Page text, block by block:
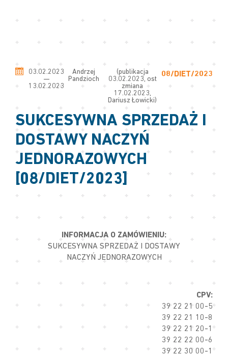
03.02.2023
—
13.02.2023
Andrzej
Pandzioch
(publikacja
03.02.2023, ost
zmiana
17.02.2023,
Dariusz Łowicki)
08/DIET/2023
SUKCESYWNA SPRZEDAŻ I
DOSTAWY NACZYŃ
JEDNORAZOWYCH
[08/DIET/2023]
INFORMACJA O ZAMÓWIENIU:
SUKCESYWNA SPRZEDAŻ I DOSTAWY
NACZYŃ JEDNORAZOWYCH
CPV:
39 22 21 00-5
39 22 21 10-8
39 22 21 20-1
39 22 22 00-6
39 22 30 00-1